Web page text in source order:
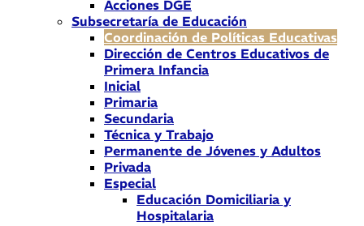
Acciones DGE
Subsecretaría de Educación
Coordinación de Políticas Educativas
Dirección de Centros Educativos de
Primera Infancia
Inicial
Primaria
Secundaria
Técnica y Trabajo
Permanente de Jóvenes y Adultos
Privada
Especial
Educación Domiciliaria y
Hospitalaria